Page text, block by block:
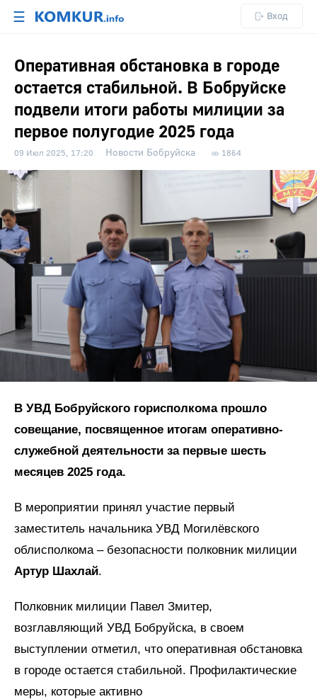
☰ Вход
Оперативная обстановка в городе
остается стабильной. В Бобруйске
подвели итоги работы милиции за
первое полугодие 2025 года
09 Июл 2025, 17:20 Новости Бобруйска 1864
В УВД Бобруйского горисполкома прошло
совещание, посвященное итогам оперативно-
служебной деятельности за первые шесть
месяцев 2025 года.
В мероприятии принял участие первый
заместитель начальника УВД Могилёвского
облисполкома – безопасности полковник милиции
Артур Шахлай.
Полковник милиции Павел Змитер,
возглавляющий УВД Бобруйска, в своем
выступлении отметил, что оперативная обстановка
в городе остается стабильной. Профилактические
меры, которые активно